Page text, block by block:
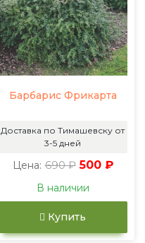
Барбарис Фрикарта
Доставка по Тимашевску от
3-5 дней
Цена: 690 ₽ 500 ₽
В наличии
Купить